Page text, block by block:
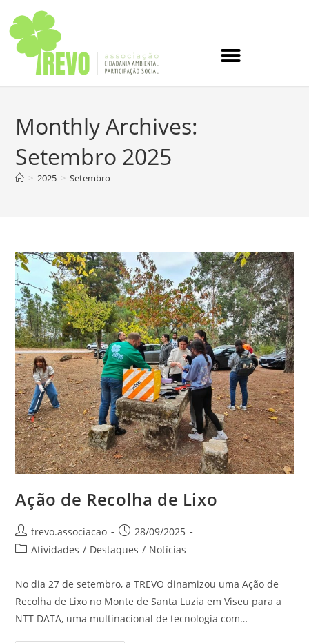
Monthly Archives:
Setembro 2025
> 2025 > Setembro
Ação de Recolha de Lixo
trevo.associacao
28/09/2025
Atividades / Destaques / Notícias
No dia 27 de setembro, a TREVO dinamizou uma Ação de
Recolha de Lixo no Monte de Santa Luzia em Viseu para a
NTT DATA, uma multinacional de tecnologia com…